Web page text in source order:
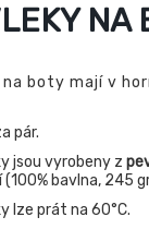
NA
na boty mají v
pár.
jsou vyrobeny z
bavlna, 245
lze prát na 60°C.